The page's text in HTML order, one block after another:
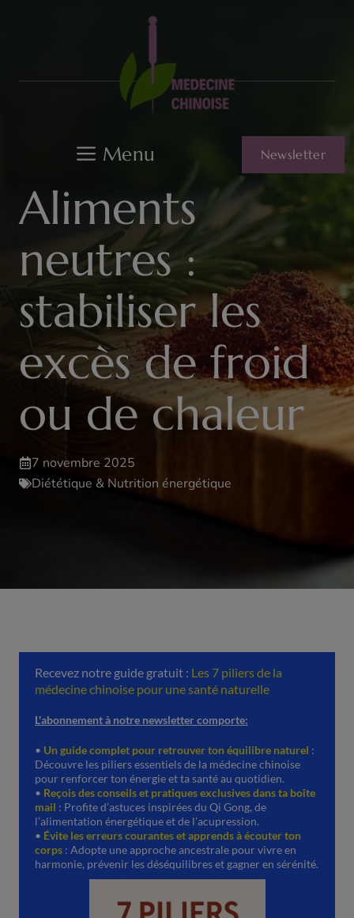
Menu Newsletter
Aliments
neutres :
stabiliser les
excès de froid
ou de chaleur
7 novembre 2025
Diététique & Nutrition énergétique